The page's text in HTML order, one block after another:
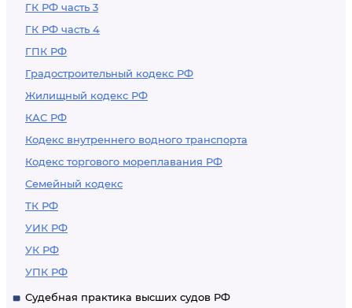
ГК РФ часть 3
ГК РФ часть 4
ГПК РФ
Градостроительный кодекс РФ
Жилищный кодекс РФ
КАС РФ
Кодекс внутреннего водного транспорта
Кодекс торгового мореплавания РФ
Семейный кодекс
ТК РФ
УИК РФ
УК РФ
УПК РФ
Судебная практика высших судов РФ